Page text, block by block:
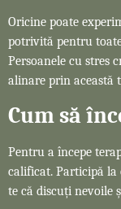
Oricine poate
potrivită pentru
Persoanele cu stres
alinare prin această
Cum să
Pentru a începe
calificat. Participă la
te că discuți nevoile